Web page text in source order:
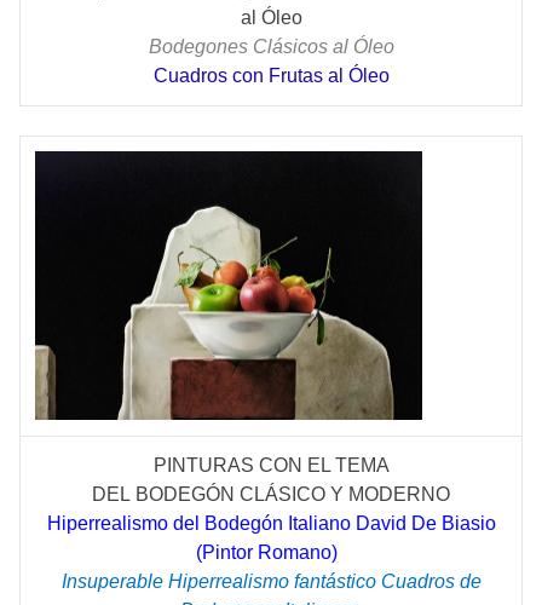
al Óleo
Bodegones Clásicos al Óleo
Cuadros con Frutas al Óleo
PINTURAS CON EL TEMA
DEL BODEGÓN CLÁSICO Y MODERNO
Hiperrealismo del Bodegón Italiano David De Biasio
(Pintor Romano)
Insuperable Hiperrealismo fantástico Cuadros de